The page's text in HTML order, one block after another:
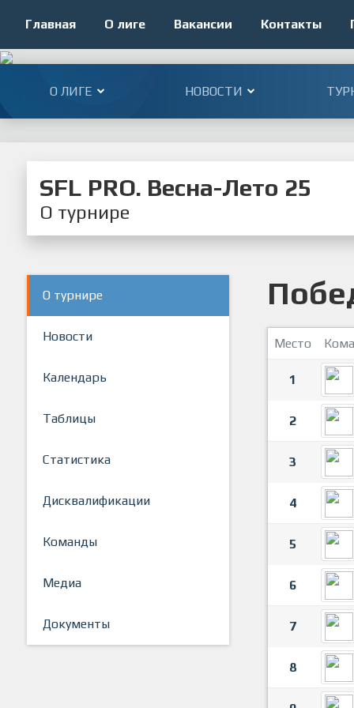
Главная О лиге Вакансии Контакты
О ЛИГЕ НОВОСТИ
SFL PRO. Весна-Лето 25
О турнире
О турнире
Новости
Календарь
Таблицы
Статистика
Дисквалификации
Команды
Медиа
Документы
Место
1
2
3
4
5
6
7
8